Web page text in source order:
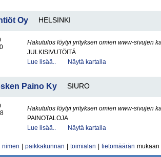
Oy HELSINKI
Hakutulos löytyi yrityksen omien www-sivujen
JULKISIVUTÖITÄ
Lue lisää..
Näytä kartalla
Paino Ky SIURO
Hakutulos löytyi yrityksen omien www-sivujen
PAINOTALOJA
Lue lisää..
Näytä kartalla
nimen paikkakunnan toimialan tietomäärän mukaan